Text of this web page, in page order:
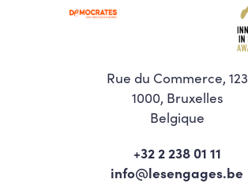
Rue du Commerce, 123
1000, Bruxelles
Belgique
+32 2 238 01 11
info@lesengages.be